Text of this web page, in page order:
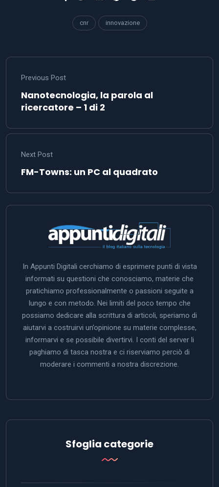
cnr innovazione
Previous Post
Nanotecnologia, la parola al
ricercatore – 1 di 2
Next Post
FM-Towns: un PC al quadrato
In Appunti Digitali cerchiamo di esprimere punti di vista
informati su questioni che conosciamo, materie che
pratichiamo professionalmente o passioni seguite a
lungo e con metodo. Nei limiti del poco tempo che
possiamo dedicare alla scrittura di articoli, speriamo di
aiutarvi a costruirvi un’opinione su materie complesse,
informarvi e se possibile divertirvi. I conti del server li
paghiamo di tasca nostra e ci riserviamo perciò di
moderare i commenti a nostra discrezione.
Sfoglia categorie